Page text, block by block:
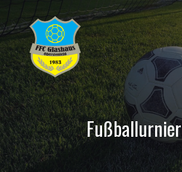
Fußballurnier